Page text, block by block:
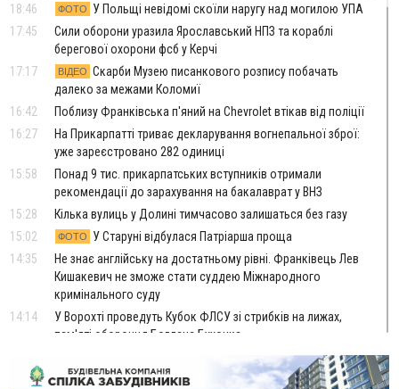
18:46 ФОТО
У Польщі невідомі скоїли наругу над могилою УПА
17:45
Сили оборони уразила Ярославський НПЗ та кораблі
берегової охорони фсб у Керчі
17:17
ВІДЕО Скарби Музею писанкового розпису побачать
далеко за межами Коломиї
16:42
Поблизу Франківська п'яний на Chevrolet втікав від поліції
16:27
На Прикарпатті триває декларування вогнепальної зброї:
уже зареєстровано 282 одиниці
15:58
Понад 9 тис. прикарпатських вступників отримали
рекомендації до зарахування на бакалаврат у ВНЗ
15:28
Кілька вулиць у Долині тимчасово залишаться без газу
15:02
ФОТО
У Старуні відбулася Патріарша проща
14:35
Не знає англійську на достатньому рівні. Франківець Лев
Кишакевич не зможе стати суддею Міжнародного
кримінального суду
14:14
У Ворохті проведуть Кубок ФЛСУ зі стрибків на лижах,
пам'яті оборонця Богдана Бухонка
На Калущині розшукали чоловіка, який три дні
блукав у лісі